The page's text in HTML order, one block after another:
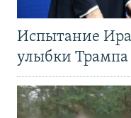
Испытание
улыбки